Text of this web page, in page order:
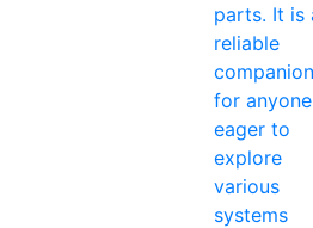
parts. It is
reliable
companion
for anyone
eager to
explore
various
systems